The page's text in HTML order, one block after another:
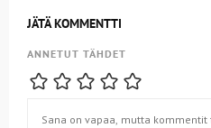
JÄTÄ KOMMENTTI
ANNETUT TÄHDET